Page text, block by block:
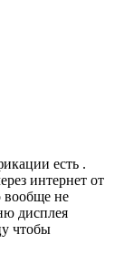
есть .
интернет от
вообще не
дисплея
чтобы